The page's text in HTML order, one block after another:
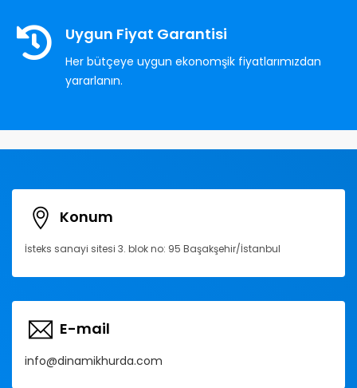
Uygun Fiyat Garantisi
Her bütçeye uygun ekonomşik fiyatlarımızdan
yararlanın.
Konum
İsteks sanayi sitesi 3. blok no: 95 Başakşehir/İstanbul
E-mail
info@dinamikhurda.com